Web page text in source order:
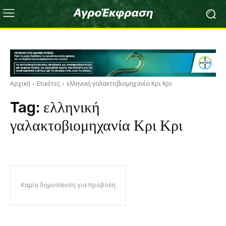
Αρχική Ετικέτες ελληνική γαλακτοβιομηχανία Κρι Κρι
Tag: ελληνική
γαλακτοβιομηχανία Κρι Κρι
Καμία δημοσίευση για προβολή